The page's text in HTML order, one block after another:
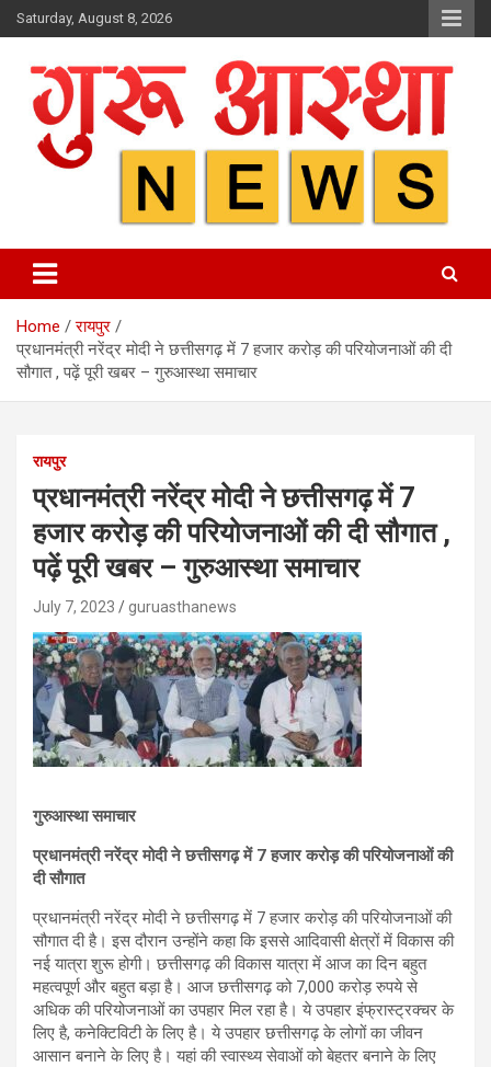
Skip
to
Saturday, August 8, 2026
Home
रायपुर
प्रधानमंत्री नरेंद्र मोदी ने छत्तीसगढ़ में 7 हजार करोड़ की परियोजनाओं की दी
सौगात , पढ़ें पूरी खबर – गुरुआस्था समाचार
रायपुर
प्रधानमंत्री नरेंद्र मोदी ने छत्तीसगढ़ में 7
हजार करोड़ की परियोजनाओं की दी सौगात ,
पढ़ें पूरी खबर – गुरुआस्था समाचार
July 7, 2023 guruasthanews
गुरुआस्था समाचार
प्रधानमंत्री नरेंद्र मोदी ने छत्तीसगढ़ में 7 हजार करोड़ की परियोजनाओं की
दी सौगात
प्रधानमंत्री नरेंद्र मोदी ने छत्तीसगढ़ में 7 हजार करोड़ की परियोजनाओं की
सौगात दी है। इस दौरान उन्होंने कहा कि इससे आदिवासी क्षेत्रों में विकास की
नई यात्रा शुरू होगी। छत्तीसगढ़ की विकास यात्रा में आज का दिन बहुत
महत्वपूर्ण और बहुत बड़ा है। आज छत्तीसगढ़ को 7,000 करोड़ रुपये से
अधिक की परियोजनाओं का उपहार मिल रहा है। ये उपहार इंफ्रास्ट्रक्चर के
लिए है, कनेक्टिविटी के लिए है। ये उपहार छत्तीसगढ़ के लोगों का जीवन
आसान बनाने के लिए है। यहां की स्वास्थ्य सेवाओं को बेहतर बनाने के लिए